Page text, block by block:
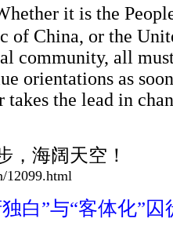
it is the
of China, or the
community, all
orientations as
takes the lead in
，海阔天空！
12099.html
白”与“客体化”囚